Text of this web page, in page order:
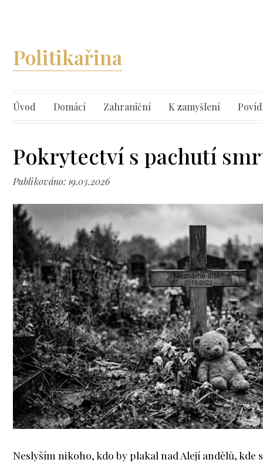
Politikařina
Úvod Domácí Zahraniční K zamyšlení
Pokrytectví s pachutí
Publikováno: 19.03.2026
Neslyším nikoho, kdo by plakal nad Alejí andělů, kde